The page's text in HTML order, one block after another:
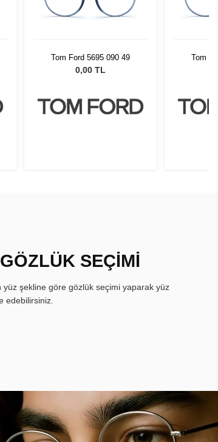
Tom Ford 5695 090 49
0,00 TL
Tom
SEÇİMİ
şekline göre gözlük seçimi yaparak yüz
edebilirsiniz.